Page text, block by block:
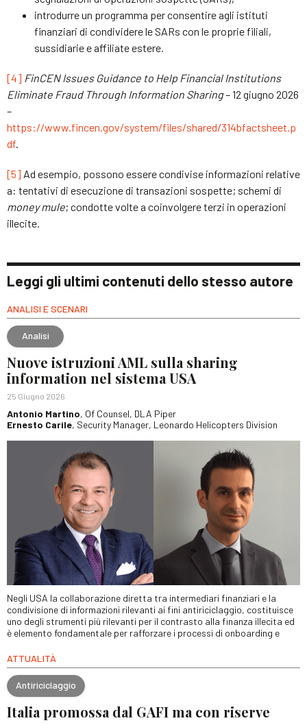
introdurre un programma per consentire agli istituti
finanziari di condividere le SARs con le proprie filiali,
sussidiarie e affiliate estere.
[4] FinCEN Issues Guidance to Help Financial Institutions
Eliminate Fraud Through Information Sharing– 12 giugno 2026
–
https://www.fincen.gov/system/files/shared/314bfactsheet.p
df.
[5] Ad esempio, possono essere condivise informazioni relative
a: tentativi di esecuzione di transazioni sospette; schemi di
money mule; condotte volte a coinvolgere terzi in operazioni
illecite.
Leggi gli ultimi contenuti dello stesso autore
ANALISI E SCENARI
Analisi
Nuove istruzioni AML sulla sharing
information nel sistema USA
25 Giugno 2026
Antonio Martino, Of Counsel, DLA Piper
Ernesto Carile, Security Manager, Leonardo Helicopters Division
Negli USA la collaborazione diretta tra intermediari finanziari e la
condivisione di informazioni rilevanti ai fini antiriciclaggio, costituisce
uno degli strumenti più rilevanti per il contrasto alla finanza illecita ed
è elemento fondamentale per rafforzare i processi di onboarding e
ATTUALITÀ
Antiriciclaggio
Italia promossa dal GAFI ma con riserve